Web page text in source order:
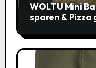
WOLTU Mini
sparen & Pizza